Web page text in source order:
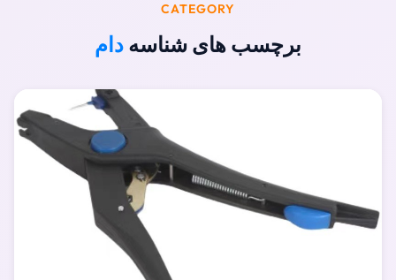
CATEGORY
برچسب های شناسه دام